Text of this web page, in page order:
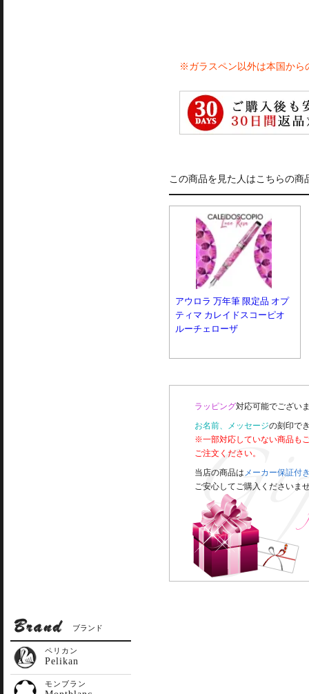
※ガラスペン以外は本国から
この商品を見た人はこちらの商
アウロラ 万年筆 限定品 オプ
ティマ カレイドスコーピオ
ルーチェローザ
ラッピング対応可能でござい
お名前、メッセージの刻印で
※一部対応していない商品も
ご注文ください。
当店の商品は メーカー保証付
ご安心してご購入くださいま
ブランド
ペリカン
Pelikan
モンブラン